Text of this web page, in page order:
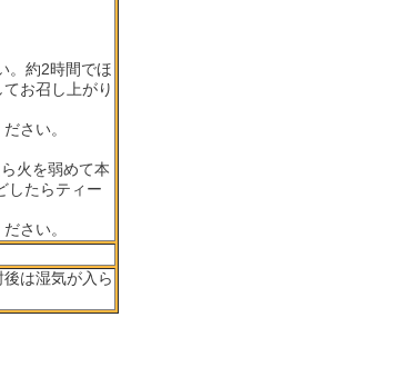
。約2時間でほ
お召し上がり
さい。
火を弱めて本
したらティー
さい。
は湿気が入ら